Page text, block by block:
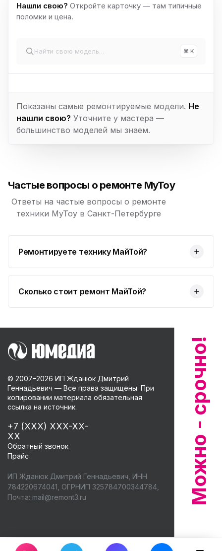
Нашли свою? Откройте карточку — там типичные
поломки и цена.
⌘ K
Показаны самые ремонтируемые модели. Не
нашли свою? Уточните у мастера —
большинство моделей мы знаем.
Частые вопросы о ремонте MyToy
Ответы на частые вопросы о ремонте
техники MyToy в Санкт-Петербурге
Ремонтируете технику МайТой?
Сколько стоит ремонт МайТой?
© 2007–2026 ИП Жданюк Дмитрий
Геннадьевич — Все права защищены. При
копировании материала обязательная
ссылка на источник.
+7 (XXX) XXX-XX-
XX
Обратный звонок
Прайс
ИП Жданюк Дмитрий Геннадьевич, ИНН
784220674041, ОГРНИП 325784700344784,
Почта: mail@remont3.ru